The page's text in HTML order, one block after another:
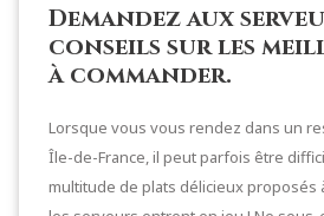
Demandez aux
conseils sur les
à commander.
Lorsque vous vous rendez dans un
Île-de-France, il peut parfois être
multitude de plats délicieux proposés